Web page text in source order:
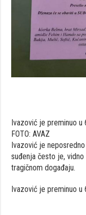
Ivazović je preminuo u
FOTO: AVAZ
Ivazović je
suđenja često je,
tragičnom događaju.
Ivazović je preminuo u